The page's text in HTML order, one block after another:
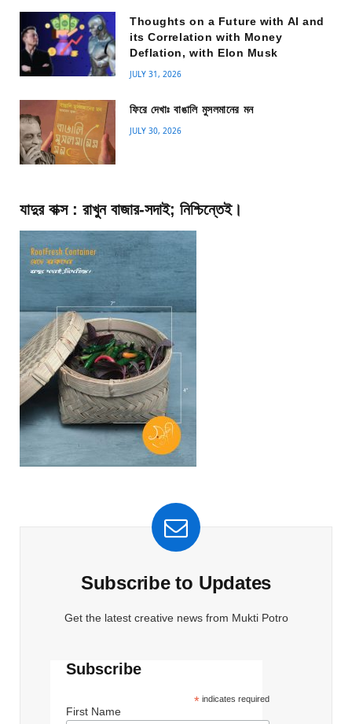
Thoughts on a Future with AI and
its Correlation with Money
Deflation, with Elon Musk
JULY 31, 2026
ফিরে দেখাঃ বাঙালি মুসলমানের মন
JULY 30, 2026
যাদুর বাক্স : রাখুন বাজার-সদাই; নিশ্চিন্তেই।
Subscribe to Updates
Get the latest creative news from Mukti Potro
Subscribe
* indicates required
First Name